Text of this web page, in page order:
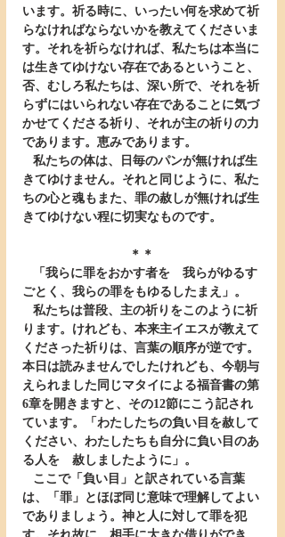
います。祈る時に、いったい何を求めて祈
らなければならないかを教えてくださいま
す。それを祈らなければ、私たちは本当に
は生きてゆけない存在であるということ、
否、むしろ私たちは、深い所で、それを祈
らずにはいられない存在であることに気づ
かせてくださる祈り、それが主の祈りの力
であります。恵みであります。
きてゆけません。それと同じように、私た
ちの心と魂もまた、罪の赦しが無ければ生
きてゆけない程に切実なものです。
＊＊
ごとく、我らの罪をもゆるしたまえ」。
ります。けれども、本来主イエスが教えて
くださった祈りは、言葉の順序が逆です。
本日は読みませんでしたけれども、今朝与
えられました同じマタイによる福音書の第
6章を開きますと、その12節にこう記され
ています。「わたしたちの負い目を赦して
ください、わたしたちも自分に負い目のあ
る人を　赦しましたように」。
は、「罪」とほぼ同じ意味で理解してよい
でありましょう。神と人に対して罪を犯